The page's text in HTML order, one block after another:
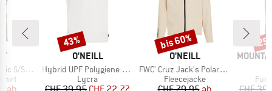
S Tee
MARKE
O'NEILL
Artikel
Hybrid UPF Polygiene Graphic T-Shirt
Produktgruppe
Lycra
Rabatt
43%
MARKE
O'NEILL
Artikel
FWC' Cruz Jack's Polartec FZ Fleece
Produktgruppe
Fleecejacke
Rabatt
bis 60%
MARKE